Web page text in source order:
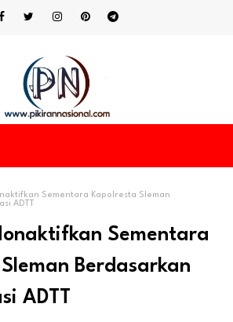
Sementara Kapolresta Sleman
ADTT
Sementara
Berdasarkan
ADTT